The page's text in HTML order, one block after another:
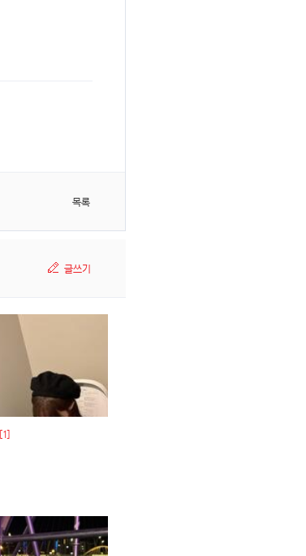
목록
글쓰기
[1]